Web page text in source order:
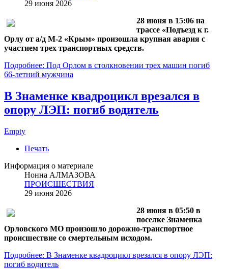
29 июня 2026
28 июня в 15:06 на
трассе «Подъезд к г.
Орлу от а/д М‑2 «Крым» произошла крупная авария с
участием трех транспортных средств.
Подробнее: Под Орлом в столкновении трех машин погиб
66‑летний мужчина
В Знаменке квадроцикл врезался в
опору ЛЭП: погиб водитель
Empty
Печать
Информация о материале
Нонна АЛМАЗОВА
ПРОИСШЕСТВИЯ
29 июня 2026
28 июня в 05:50 в
поселке Знаменка
Орловского МО произошло дорожно‑транспортное
происшествие со смертельным исходом.
Подробнее: В Знаменке квадроцикл врезался в опору ЛЭП:
погиб водитель